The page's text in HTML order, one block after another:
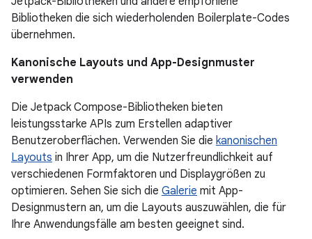
Bibliotheken die sich wiederholenden Boilerplate-Codes
übernehmen.
Kanonische Layouts und App-Designmuster
verwenden
Die Jetpack Compose-Bibliotheken bieten
leistungsstarke APIs zum Erstellen adaptiver
Benutzeroberflächen. Verwenden Sie die kanonischen
Layouts in Ihrer App, um die Nutzerfreundlichkeit auf
verschiedenen Formfaktoren und Displaygrößen zu
optimieren. Sehen Sie sich die Galerie mit App-
Designmustern an, um die Layouts auszuwählen, die für
Ihre Anwendungsfälle am besten geeignet sind.